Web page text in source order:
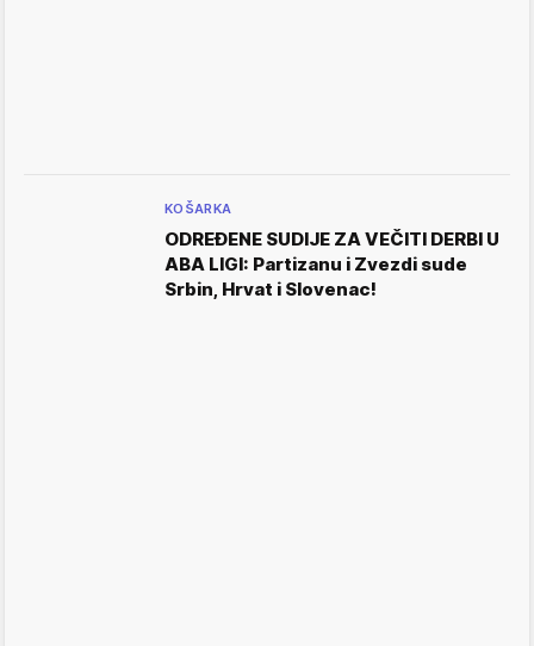
KOŠARKA
ODREĐENE SUDIJE ZA VEČITI DERBI U
ABA LIGI: Partizanu i Zvezdi sude
Srbin, Hrvat i Slovenac!